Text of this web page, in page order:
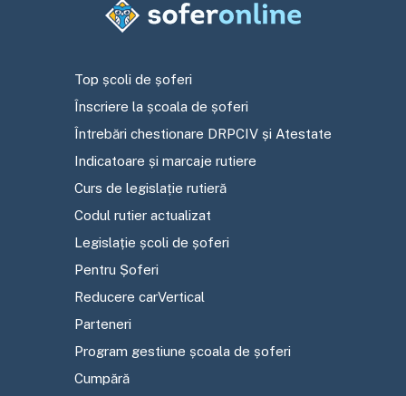
Top școli de șoferi
Înscriere la școala de șoferi
Întrebări chestionare DRPCIV și Atestate
Indicatoare și marcaje rutiere
Curs de legislație rutieră
Codul rutier actualizat
Legislație școli de șoferi
Pentru Șoferi
Reducere carVertical
Parteneri
Program gestiune școala de șoferi
Cumpără